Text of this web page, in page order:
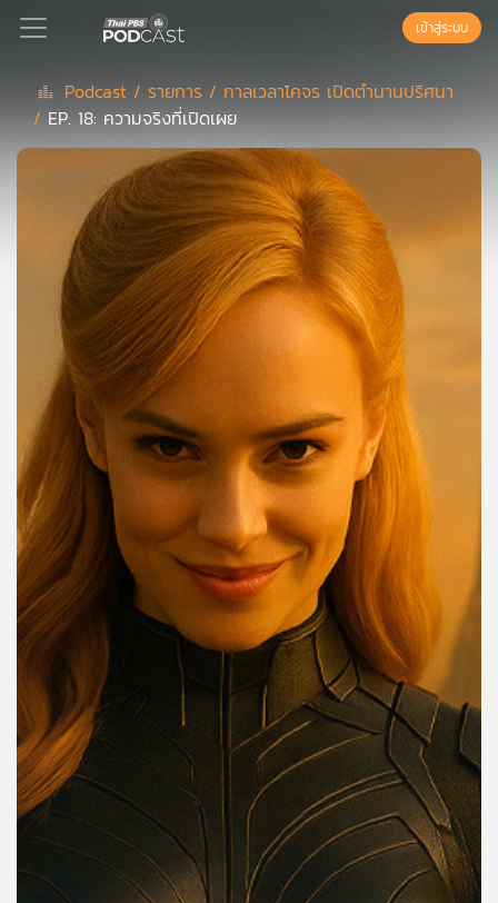
Podcast
แนะนำ
สต์
ของ
คุณ
เพลง
บทความ
ข่าว
และ
กิจกรรม
เกี่ยว
เข้าสู่ระบบ
Podcast / รายการ /กาลเวลาโคจร เปิดตำนานปริศนา
/ EP. 18: ความจริงที่เปิดเผย